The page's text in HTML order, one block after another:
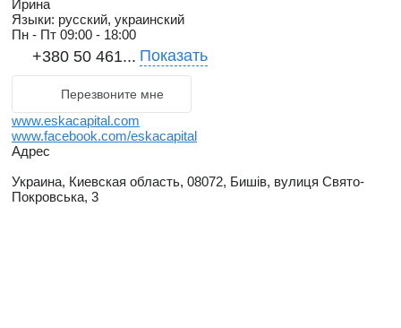
Ирина
Языки: русский, украинский
Пн - Пт 09:00 - 18:00
+380 50 461... Показать
Перезвоните мне
www.eskacapital.com
www.facebook.com/eskacapital
Адрес
Украина, Киевская область, 08072, Бишів, вулиця Свято-
Покровська, 3